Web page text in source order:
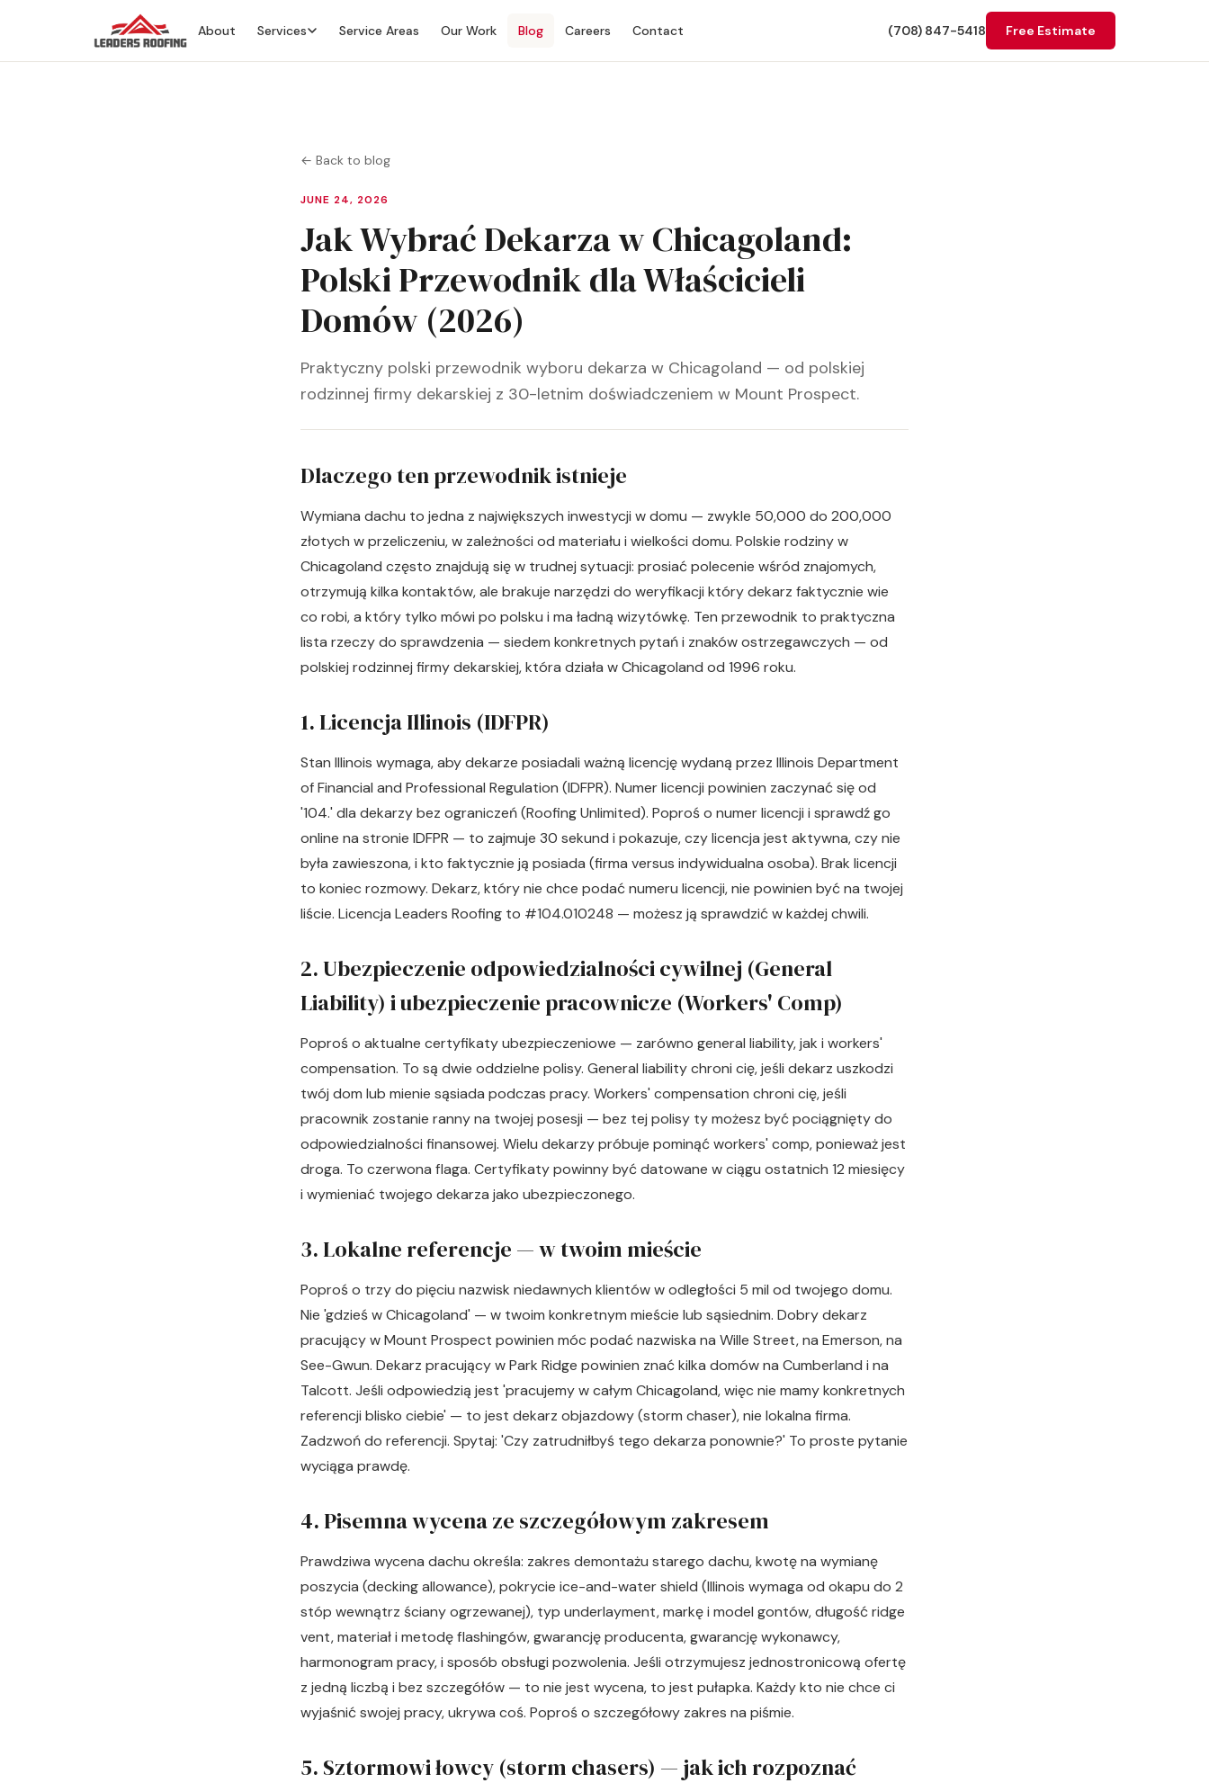
About Services Service Areas Our Work Blog Careers Contact (708) 847-5418 Free Estimate
← Back to blog
JUNE 24, 2026
Jak Wybrać Dekarza w Chicagoland:
Polski Przewodnik dla Właścicieli
Domów (2026)
Praktyczny polski przewodnik wyboru dekarza w Chicagoland — od polskiej
rodzinnej firmy dekarskiej z 30-letnim doświadczeniem w Mount Prospect.
Dlaczego ten przewodnik istnieje
Wymiana dachu to jedna z największych inwestycji w domu — zwykle 50,000 do 200,000
złotych w przeliczeniu, w zależności od materiału i wielkości domu. Polskie rodziny w
Chicagoland często znajdują się w trudnej sytuacji: prosiać polecenie wśród znajomych,
otrzymują kilka kontaktów, ale brakuje narzędzi do weryfikacji który dekarz faktycznie wie
co robi, a który tylko mówi po polsku i ma ładną wizytówkę. Ten przewodnik to praktyczna
lista rzeczy do sprawdzenia — siedem konkretnych pytań i znaków ostrzegawczych — od
polskiej rodzinnej firmy dekarskiej, która działa w Chicagoland od 1996 roku.
1. Licencja Illinois (IDFPR)
Stan Illinois wymaga, aby dekarze posiadali ważną licencję wydaną przez Illinois Department
of Financial and Professional Regulation (IDFPR). Numer licencji powinien zaczynać się od
'104.' dla dekarzy bez ograniczeń (Roofing Unlimited). Poproś o numer licencji i sprawdź go
online na stronie IDFPR — to zajmuje 30 sekund i pokazuje, czy licencja jest aktywna, czy nie
była zawieszona, i kto faktycznie ją posiada (firma versus indywidualna osoba). Brak licencji
to koniec rozmowy. Dekarz, który nie chce podać numeru licencji, nie powinien być na twojej
liście. Licencja Leaders Roofing to #104.010248 — możesz ją sprawdzić w każdej chwili.
2. Ubezpieczenie odpowiedzialności cywilnej (General
Liability) i ubezpieczenie pracownicze (Workers' Comp)
Poproś o aktualne certyfikaty ubezpieczeniowe — zarówno general liability, jak i workers'
compensation. To są dwie oddzielne polisy. General liability chroni cię, jeśli dekarz uszkodzi
twój dom lub mienie sąsiada podczas pracy. Workers' compensation chroni cię, jeśli
pracownik zostanie ranny na twojej posesji — bez tej polisy ty możesz być pociągnięty do
odpowiedzialności finansowej. Wielu dekarzy próbuje pominąć workers' comp, ponieważ jest
droga. To czerwona flaga. Certyfikaty powinny być datowane w ciągu ostatnich 12 miesięcy
i wymieniać twojego dekarza jako ubezpieczonego.
3. Lokalne referencje — w twoim mieście
Poproś o trzy do pięciu nazwisk niedawnych klientów w odległości 5 mil od twojego domu.
Nie 'gdzieś w Chicagoland' — w twoim konkretnym mieście lub sąsiednim. Dobry dekarz
pracujący w Mount Prospect powinien móc podać nazwiska na Wille Street, na Emerson, na
See-Gwun. Dekarz pracujący w Park Ridge powinien znać kilka domów na Cumberland i na
Talcott. Jeśli odpowiedzią jest 'pracujemy w całym Chicagoland, więc nie mamy konkretnych
referencji blisko ciebie' — to jest dekarz objazdowy (storm chaser), nie lokalna firma.
Zadzwoń do referencji. Spytaj: 'Czy zatrudniłbyś tego dekarza ponownie?' To proste pytanie
wyciąga prawdę.
4. Pisemna wycena ze szczegółowym zakresem
Prawdziwa wycena dachu określa: zakres demontażu starego dachu, kwotę na wymianę
poszycia (decking allowance), pokrycie ice-and-water shield (Illinois wymaga od okapu do 2
stóp wewnątrz ściany ogrzewanej), typ underlayment, markę i model gontów, długość ridge
vent, materiał i metodę flashingów, gwarancję producenta, gwarancję wykonawcy,
harmonogram pracy, i sposób obsługi pozwolenia. Jeśli otrzymujesz jednostronicową ofertę
z jedną liczbą i bez szczegółów — to nie jest wycena, to jest pułapka. Każdy kto nie chce ci
wyjaśnić swojej pracy, ukrywa coś. Poproś o szczegółowy zakres na piśmie.
5. Sztormowi łowcy (storm chasers) — jak ich rozpoznać